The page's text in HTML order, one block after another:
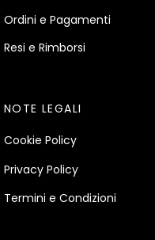
Ordini e Pagamenti
Resi e Rimborsi
NOTE LEGALI
Cookie Policy
Privacy Policy
Termini e Condizioni